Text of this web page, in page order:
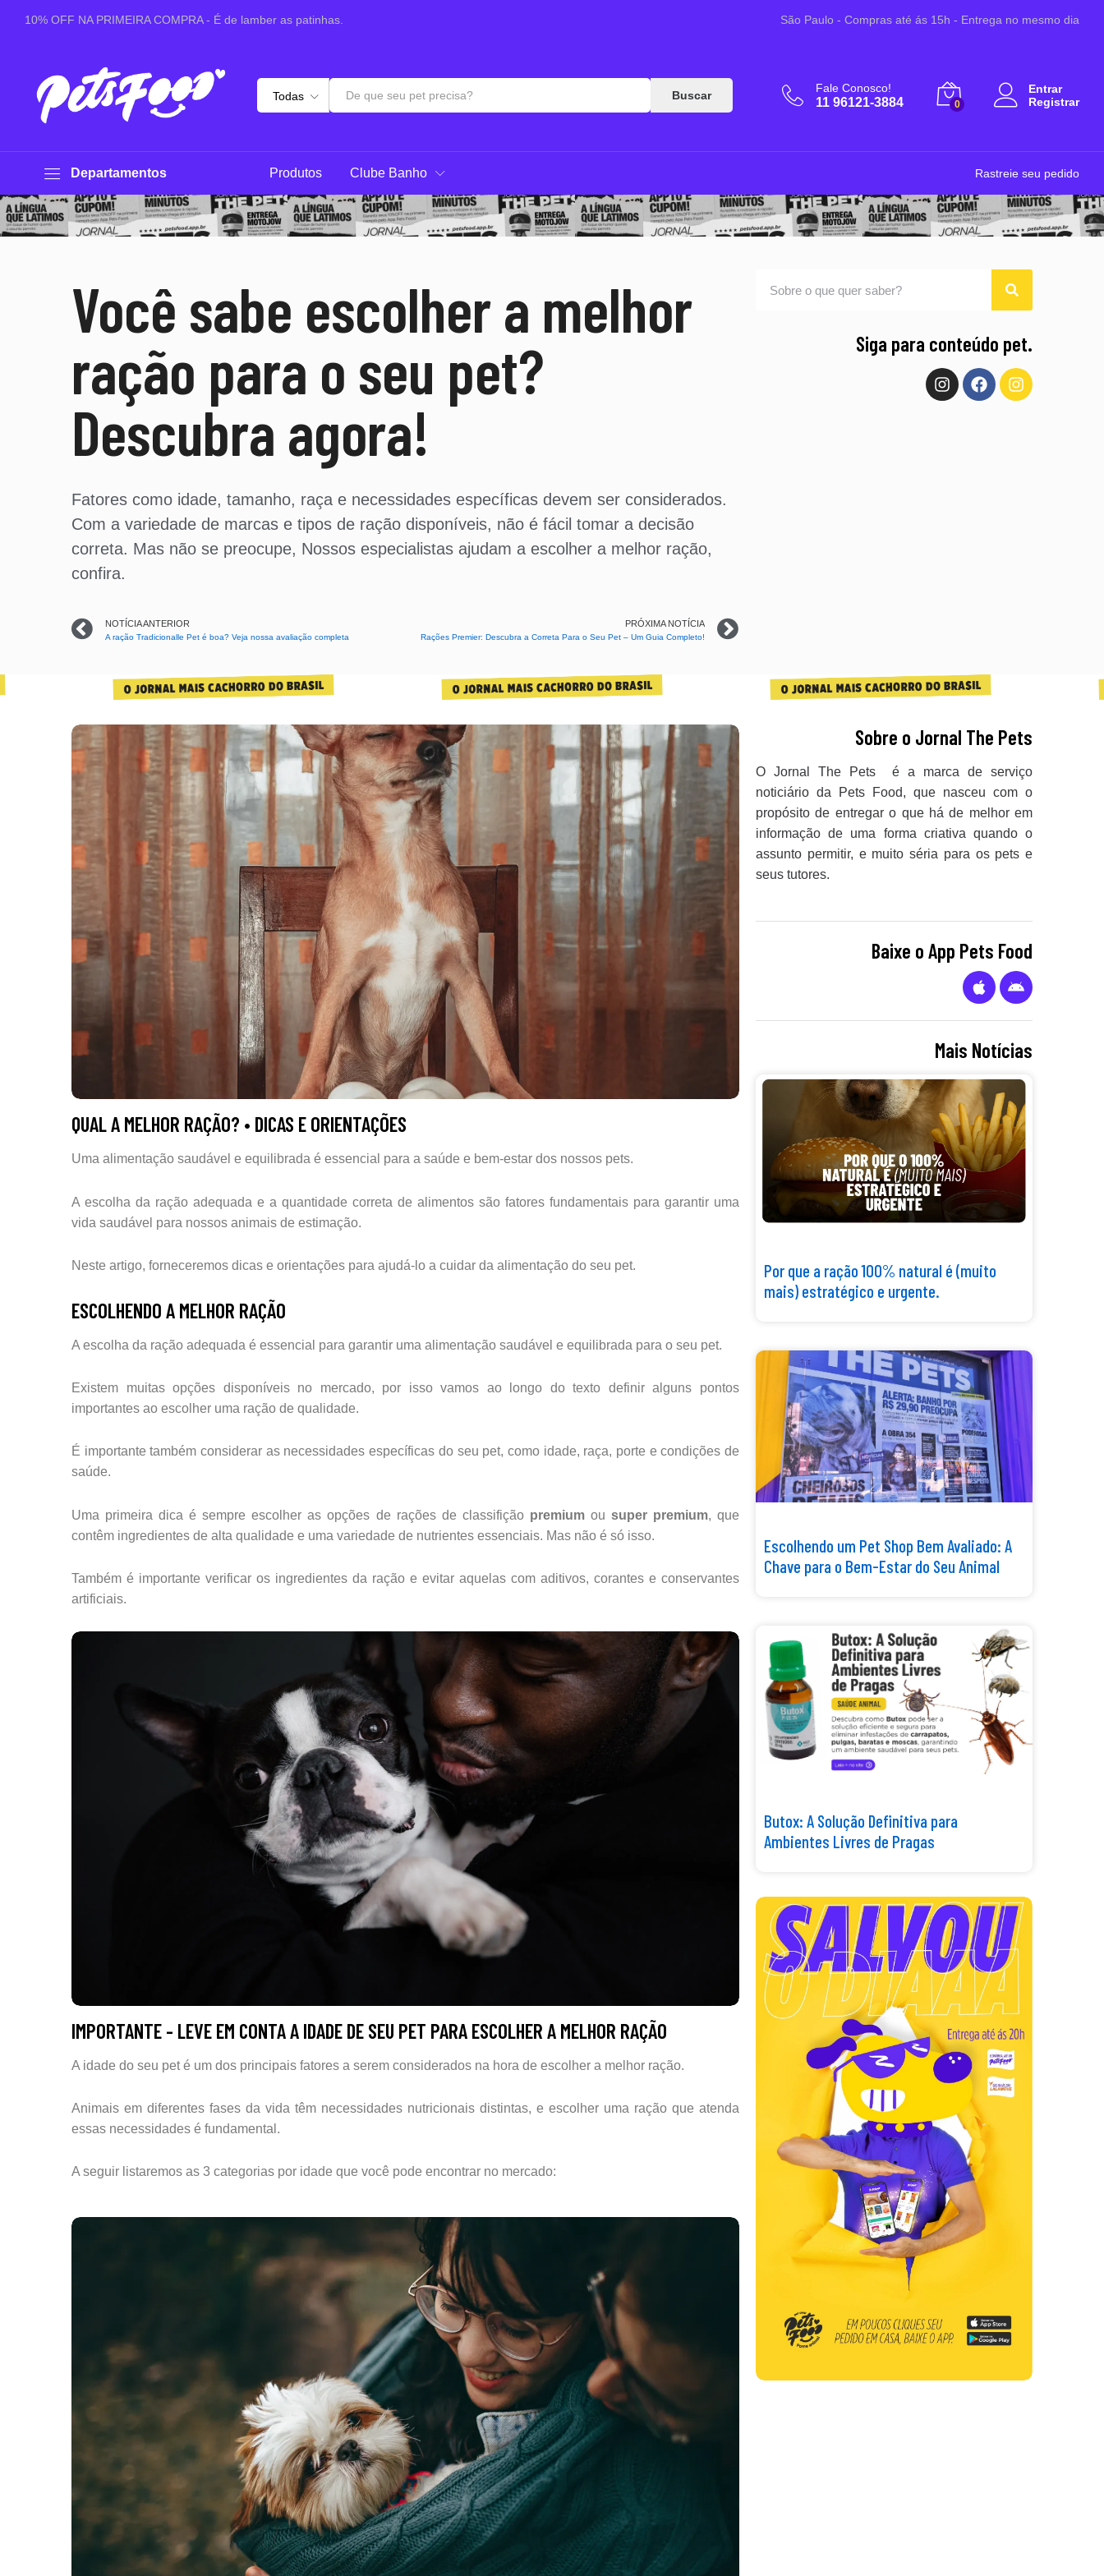
10% OFF NA PRIMEIRA COMPRA - É de lamber as patinhas. São Paulo - Compras até ás 15h - Entrega no mesmo dia
Todas Buscar
Fale Conosco!
11 96121-3884 0
Entrar
Registrar
Departamentos Produtos Clube Banho Rastreie seu pedido
Você sabe escolher a melhor
ração para o seu pet?
Descubra agora!
Fatores como idade, tamanho, raça e necessidades específicas devem ser considerados.
Com a variedade de marcas e tipos de ração disponíveis, não é fácil tomar a decisão
correta. Mas não se preocupe, Nossos especialistas ajudam a escolher a melhor ração,
confira.
NOTÍCIA ANTERIOR
A ração Tradicionalle Pet é boa? Veja nossa avaliação completa
PRÓXIMA NOTÍCIA
Rações Premier: Descubra a Correta Para o Seu Pet – Um Guia Completo!
Siga para conteúdo pet.
QUAL A MELHOR RAÇÃO? • DICAS E ORIENTAÇÕES
Uma alimentação saudável e equilibrada é essencial para a saúde e bem-estar dos nossos pets.
A escolha da ração adequada e a quantidade correta de alimentos são fatores fundamentais para garantir uma
vida saudável para nossos animais de estimação.
Neste artigo, forneceremos dicas e orientações para ajudá-lo a cuidar da alimentação do seu pet.
ESCOLHENDO A MELHOR RAÇÃO
A escolha da ração adequada é essencial para garantir uma alimentação saudável e equilibrada para o seu pet.
Existem muitas opções disponíveis no mercado, por isso vamos ao longo do texto definir alguns pontos
importantes ao escolher uma ração de qualidade.
É importante também considerar as necessidades específicas do seu pet, como idade, raça, porte e condições de
saúde.
Uma primeira dica é sempre escolher as opções de rações de classifição premiumou super premium, que
contêm ingredientes de alta qualidade e uma variedade de nutrientes essenciais. Mas não é só isso.
Também é importante verificar os ingredientes da ração e evitar aquelas com aditivos, corantes e conservantes
artificiais.
IMPORTANTE - LEVE EM CONTA A IDADE DE SEU PET PARA ESCOLHER A MELHOR RAÇÃO
A idade do seu pet é um dos principais fatores a serem considerados na hora de escolher a melhor ração.
Animais em diferentes fases da vida têm necessidades nutricionais distintas, e escolher uma ração que atenda
essas necessidades é fundamental.
A seguir listaremos as 3 categorias por idade que você pode encontrar no mercado:
Sobre o Jornal The Pets
O Jornal The Pets é a marca de serviço
noticiário da Pets Food, que nasceu com o
propósito de entregar o que há de melhor em
informação de uma forma criativa quando o
assunto permitir, e muito séria para os pets e
seus tutores.
Baixe o App Pets Food
Mais Notícias
Por que a ração 100% natural é (muito
mais) estratégico e urgente.
Escolhendo um Pet Shop Bem Avaliado: A
Chave para o Bem-Estar do Seu Animal
Butox: A Solução Definitiva para
Ambientes Livres de Pragas